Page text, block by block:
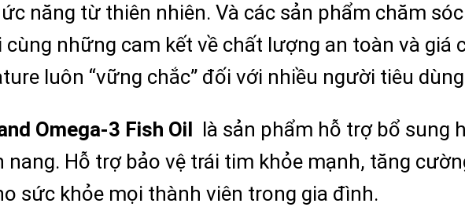
năng từ thiên nhiên. Và các sản phẩm chăm
cùng những cam kết về chất lượng an toàn và giá
luôn “vững chắc” đối với nhiều người tiêu
Omega-3 Fish Oil là sản phẩm hỗ trợ bổ sung
nang. Hỗ trợ bảo vệ trái tim khỏe mạnh, tăng
sức khỏe mọi thành viên trong gia đình.